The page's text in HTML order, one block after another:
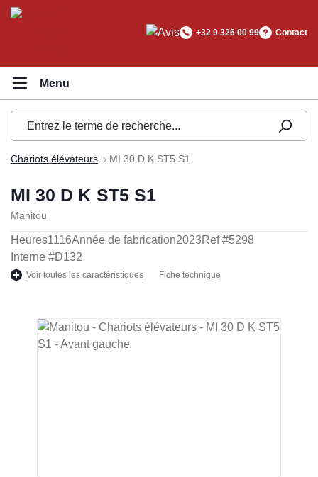
principal
+32 9 326 00 99 Contact
Chariots élévateurs MI 30 D K ST5 S1
MI 30 D K ST5 S1
Manitou
Heures1116Année de fabrication2023Ref #5298
Interne #D132
Voir toutes les caractéristiques Fiche technique
Ignorer la galerie d'images